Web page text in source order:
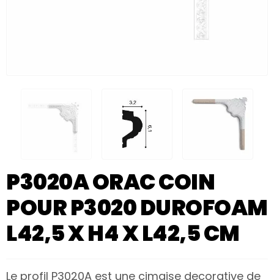
P3020A ORAC COIN
POUR P3020 DUROFOAM
L42,5 X H4 X L42,5 CM
Le profil P3020A est une cimaise decorative de